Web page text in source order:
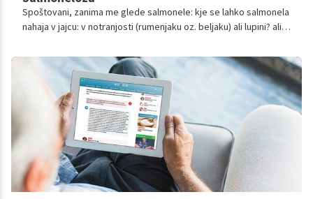
Spoštovani, zanima me glede salmonele: kje se lahko salmonela
nahaja v jajcu: v notranjosti (rumenjaku oz. beljaku) ali lupini? ali